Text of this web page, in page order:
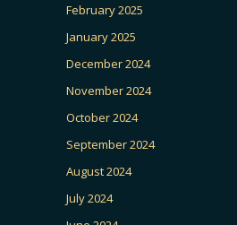
February 2025
January 2025
December 2024
November 2024
October 2024
September 2024
August 2024
July 2024